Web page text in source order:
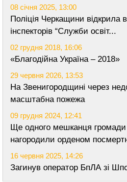
08 січня 2025, 13:00
Поліція Черкащини відкрила
інспекторів “Служби освіт...
02 грудня 2018, 16:06
«Благодійна Україна – 2018»
29 червня 2026, 13:53
На Звенигородщині через
масштабна пожежа
09 грудня 2024, 12:41
Ще одного мешканця громади
нагородили орденом
16 червня 2025, 14:26
Загинув оператор БпЛА зі